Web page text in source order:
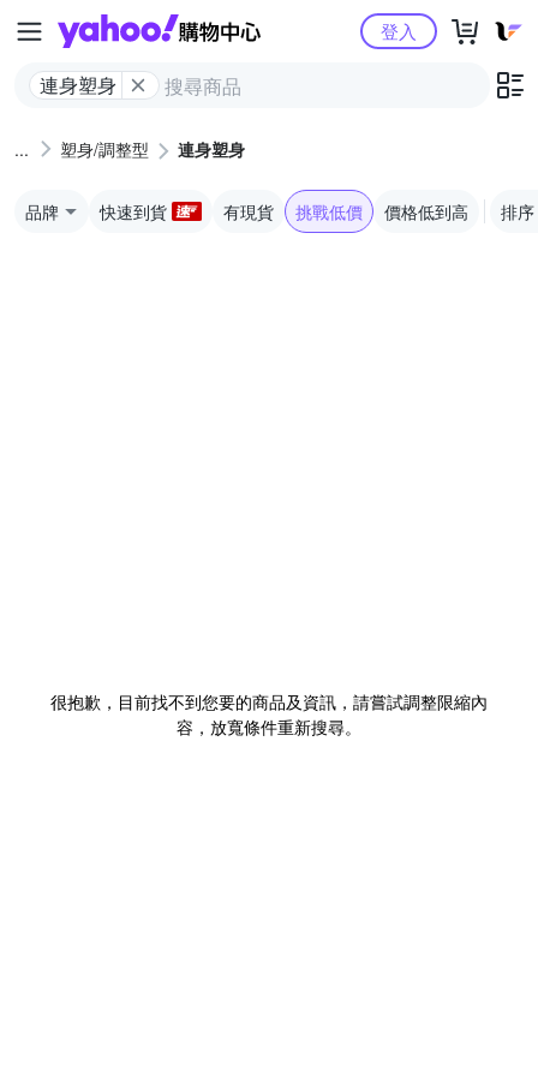
Yahoo購物中心
連身塑身
登入
塑身/調整型 連身塑身
品牌 快速到貨 有現貨 挑戰低價 價格低到高 排序
很抱歉，目前找不到您要的商品及資訊，請嘗試調整限縮內
容，放寬條件重新搜尋。